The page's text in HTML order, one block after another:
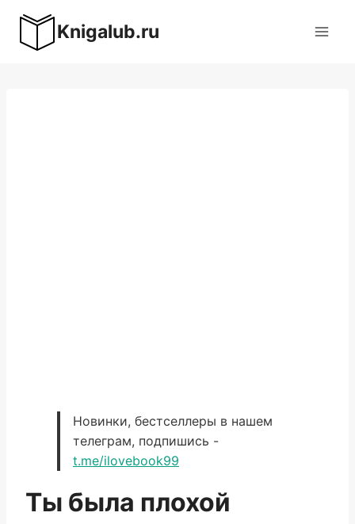
содержимому
Knigalub.ru
Новинки, бестселлеры в нашем
телеграм, подпишись -
t.me/ilovebook99
Ты была плохой